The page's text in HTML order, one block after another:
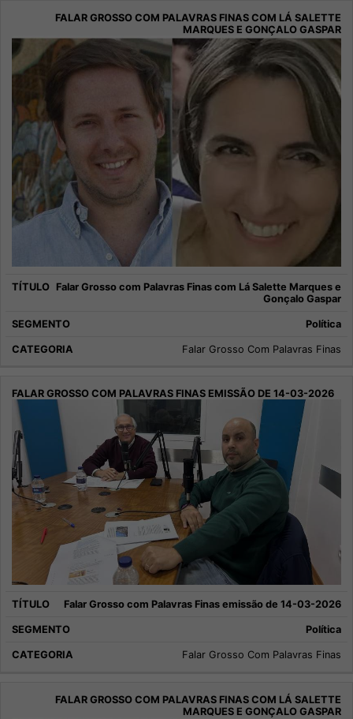
Falar Grosso com Palavras Finas com Lá Salette Marques e
Gonçalo Gaspar
Política
Falar Grosso Com Palavras Finas
Falar Grosso com Palavras Finas emissão de 14-03-2026
Política
Falar Grosso Com Palavras Finas